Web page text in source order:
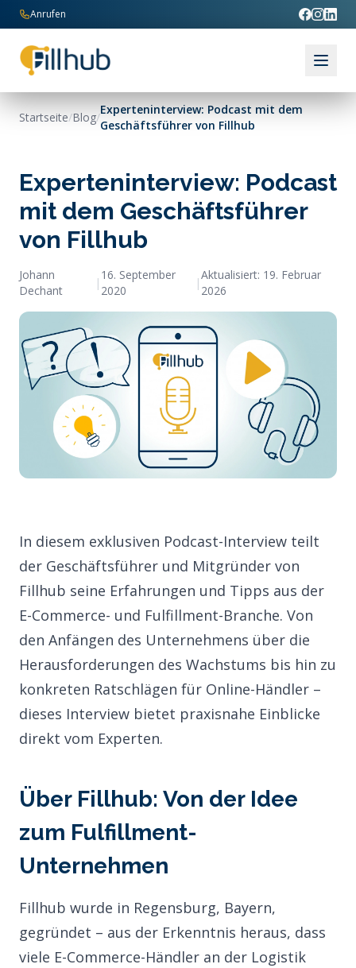
Zum Inhalt springen
Anrufen
Startseite/Blog/
Experteninterview: Podcast mit dem
Geschäftsführer von Fillhub
Experteninterview: Podcast
mit dem Geschäftsführer
von Fillhub
Johann
Dechant
|
16. September
2020
|
Aktualisiert: 19. Februar
2026
In diesem exklusiven Podcast-Interview teilt
der Geschäftsführer und Mitgründer von
Fillhub seine Erfahrungen und Tipps aus der
E-Commerce- und Fulfillment-Branche. Von
den Anfängen des Unternehmens über die
Herausforderungen des Wachstums bis hin zu
konkreten Ratschlägen für Online-Händler –
dieses Interview bietet praxisnahe Einblicke
direkt vom Experten.
Über Fillhub: Von der Idee
zum Fulfillment-
Unternehmen
Fillhub wurde in Regensburg, Bayern,
gegründet – aus der Erkenntnis heraus, dass
viele E-Commerce-Händler an der Logistik